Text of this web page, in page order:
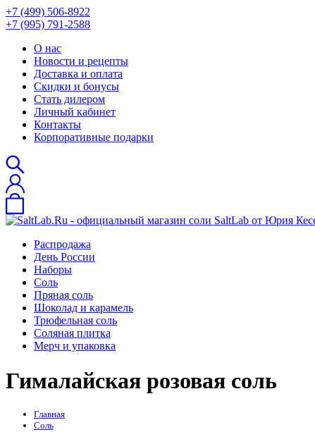
+7 (499) 506-8922
+7 (995) 791-2588
О нас
Новости и рецепты
Доставка и оплата
Скидки и бонусы
Стать дилером
Личный кабинет
Контакты
Корпоративные подарки
Распродажа
День России
Наборы
Соль
Пряная соль
Шоколад и карамель
Трюфельная соль
Соляная плитка
Мерч и упаковка
Гималайская розовая соль
Главная
Соль